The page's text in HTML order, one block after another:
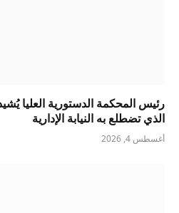
رئيس المحكمة الدستورية العليا
الذي تضطلع به النيابة الإدارية
أغسطس 4, 2026